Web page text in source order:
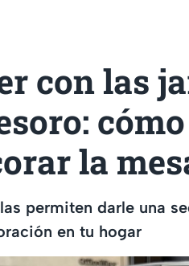
con las
la
permiten darle una
en tu hogar